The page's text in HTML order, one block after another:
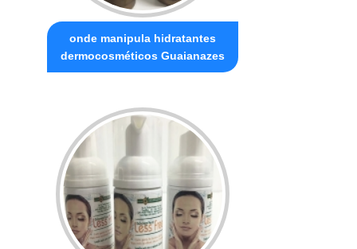
onde manipula hidratantes
dermocosméticos Guaianazes